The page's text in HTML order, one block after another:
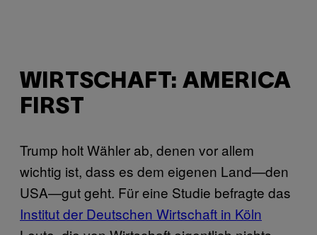
WIRTSCHAFT: AMERICA
FIRST
Trump holt Wähler ab, denen vor allem
wichtig ist, dass es dem eigenen Land—den
USA—gut geht. Für eine Studie befragte das
Institut der Deutschen Wirtschaft in Köln